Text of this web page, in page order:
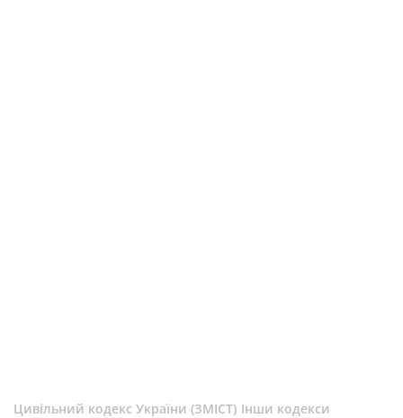
Цивільний кодекс України (ЗМІСТ) Інши кодекси